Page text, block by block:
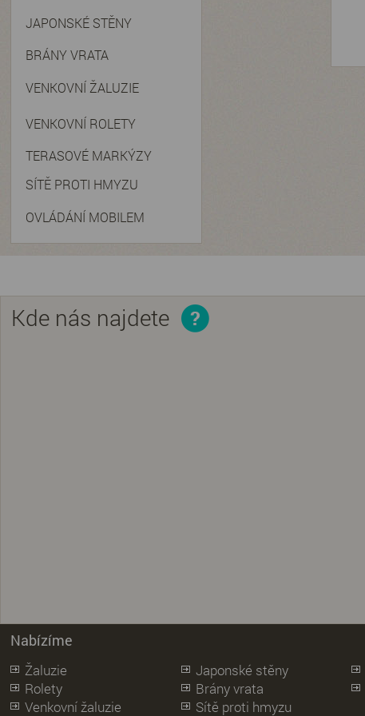
JAPONSKÉ STĚNY
BRÁNY VRATA
VENKOVNÍ ŽALUZIE
VENKOVNÍ ROLETY
TERASOVÉ MARKÝZY
SÍTĚ PROTI HMYZU
OVLÁDÁNÍ MOBILEM
Kde nás najdete
Nabízíme
Žaluzie Japonské stěny
Rolety
Brány vrata
Venkovní žaluzie
Sítě proti hmyzu